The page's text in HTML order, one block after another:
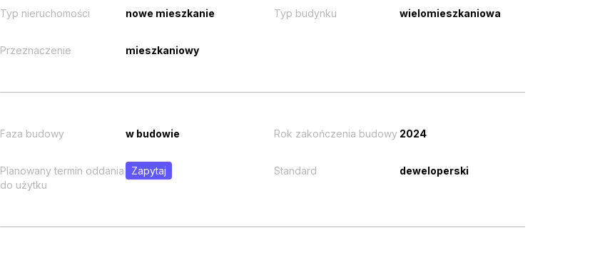
Typ nieruchomości nowe mieszkanie Typ budynku wielomieszkaniowa
Przeznaczenie mieszkaniowy
Faza budowy w budowie Rok zakończenia budowy 2024
Planowany termin oddania
do użytku
Zapytaj Standard deweloperski